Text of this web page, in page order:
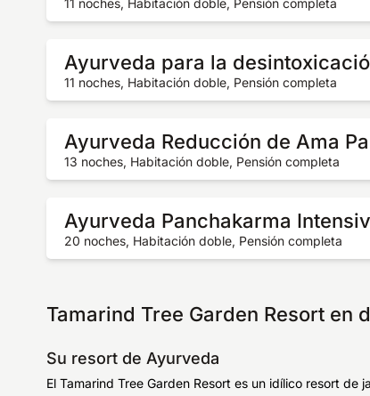
11 noches, Habitación doble, Pensión completa
Ayurveda para la
11 noches, Habitación doble, Pensión completa
Ayurveda Reducción de Ama
13 noches, Habitación doble, Pensión completa
Ayurveda Panchakarma
20 noches, Habitación doble, Pensión completa
Tamarind Tree Garden Resort en
Su resort de Ayurveda
El Tamarind Tree Garden Resort es un idílico resort